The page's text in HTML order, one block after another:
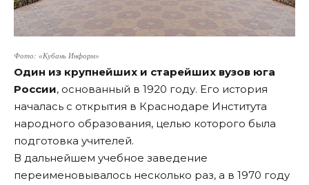
Фото: «Кубань Информ»
Один из крупнейших и старейших вузов юга
России, основанный в 1920 году. Его история
началась с открытия в Краснодаре Института
народного образования, целью которого была
подготовка учителей.
В дальнейшем учебное заведение
переименовывалось несколько раз, а в 1970 году